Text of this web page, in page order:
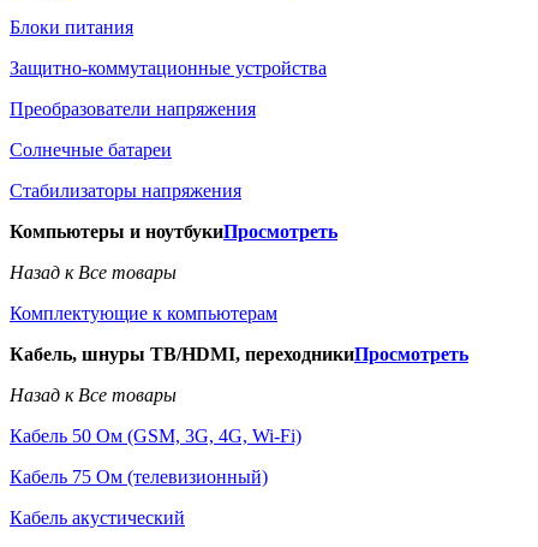
Блоки питания
Защитно-коммутационные устройства
Преобразователи напряжения
Солнечные батареи
Стабилизаторы напряжения
Компьютеры и ноутбукиПросмотреть
Назад к Все товары
Комплектующие к компьютерам
Кабель, шнуры ТВ/HDMI, переходникиПросмотреть
Назад к Все товары
Кабель 50 Ом (GSM, 3G, 4G, Wi-Fi)
Кабель 75 Ом (телевизионный)
Кабель акустический